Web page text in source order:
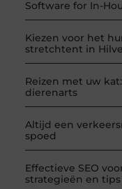
Software for In-
Kiezen voor het
stretchtent in
Reizen met uw
dierenarts
Altijd een
spoed
Effectieve SEO
strategieën en tips